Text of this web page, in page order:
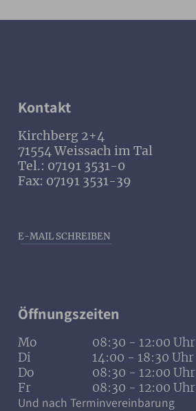
Kontakt
Kirchberg 2+4
71554 Weissach im Tal
Tel.: 07191 3531-0
Fax: 07191 3531-39
E-MAIL SCHREIBEN
Öffnungszeiten
Mo
08:30 - 12:00 Uhr
Di
14:00 - 18:30 Uhr
Do
08:30 - 12:00 Uhr
Fr
08:30 - 12:00 Uhr
Und nach Terminvereinbarung